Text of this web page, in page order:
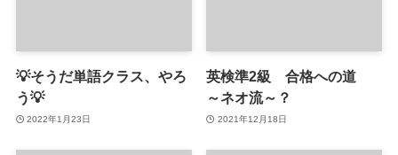
💡そうだ単語クラス、やろ
う💡
2022年1月23日
英検準2級 合格への道
～ネオ流～？
2021年12月18日